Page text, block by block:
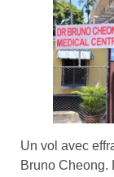
Un vol avec
Bruno Cheong.